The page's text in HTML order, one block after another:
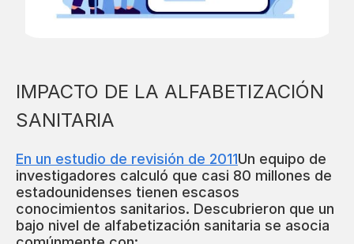
IMPACTO DE LA ALFABETIZACIÓN
SANITARIA
En un estudio de revisión de 2011Un equipo de
investigadores calculó que casi 80 millones de
estadounidenses tienen escasos
conocimientos sanitarios. Descubrieron que un
bajo nivel de alfabetización sanitaria se asocia